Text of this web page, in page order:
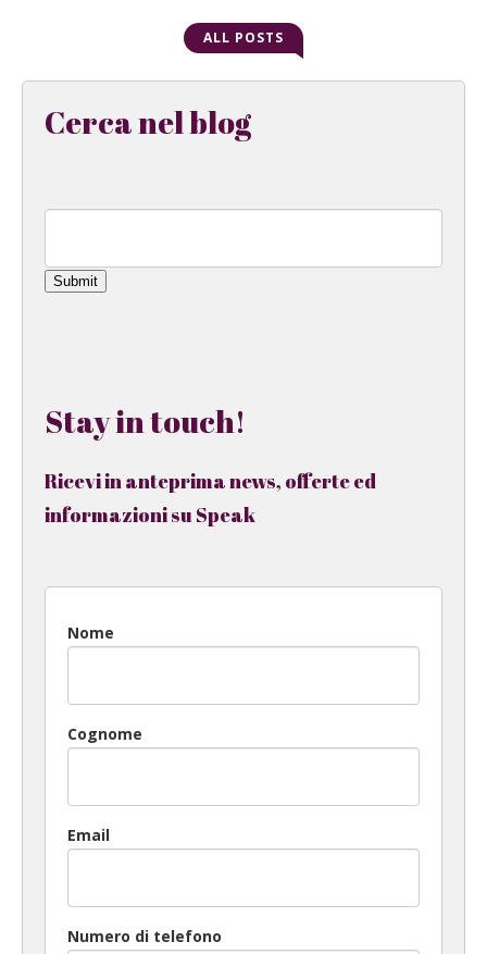
ALL POSTS
Cerca nel blog
Submit
Stay in touch!
Ricevi in anteprima news, offerte ed
informazioni su Speak
Nome
Cognome
Email
Numero di telefono